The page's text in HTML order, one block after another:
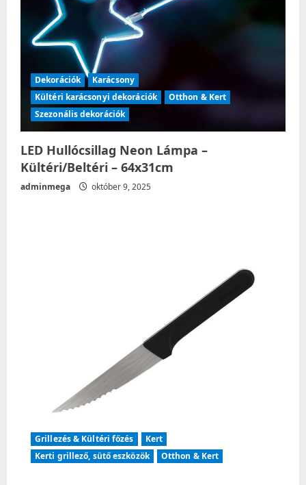
Dekorációk
Karácsony
Kültéri karácsonyi dekorációk
Otthon & Kert
Szezonális dekorációk
LED Hullócsillag Neon Lámpa –
Kültéri/Beltéri – 64x31cm
adminmega október 9, 2025
Grillezés & Kültéri főzés
Kert
Kerti grillező, sütő eszközök
Otthon & Kert